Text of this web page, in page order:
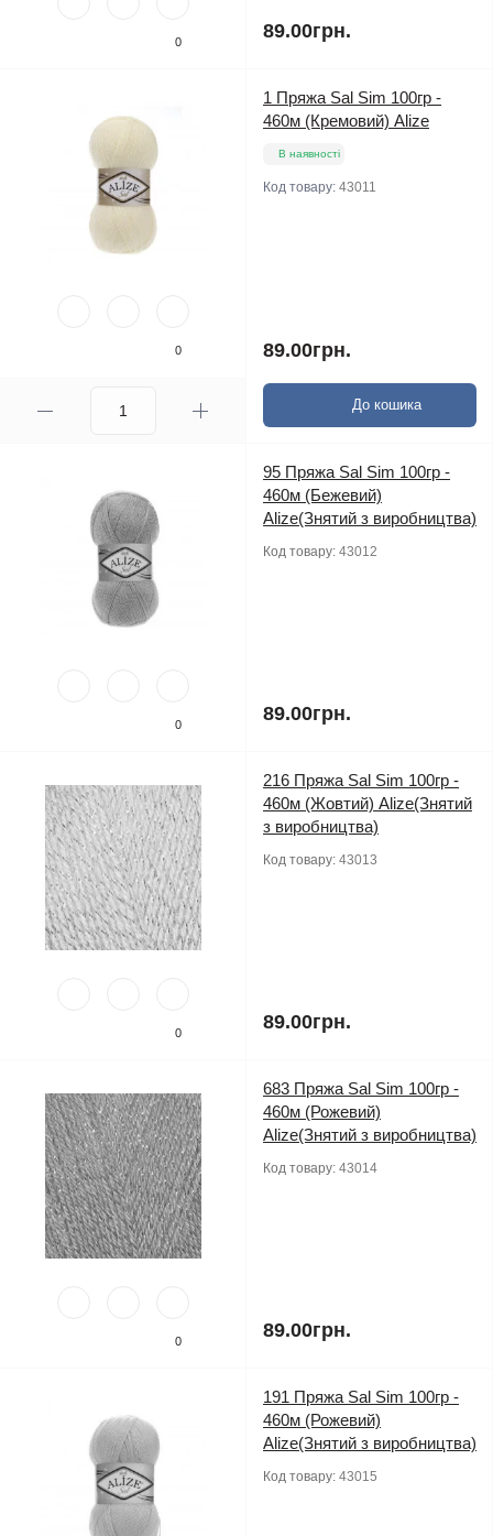
0 89.00грн.
0
1 Пряжа Sal Sim 100гр -
460м (Кремовий) Alize
В наявності
Код товару: 43011
89.00грн.
До кошика
0
95 Пряжа Sal Sim 100гр -
460м (Бежевий)
Alize(Знятий з виробництва)
Код товару: 43012
89.00грн.
0
216 Пряжа Sal Sim 100гр -
460м (Жовтий) Alize(Знятий
з виробництва)
Код товару: 43013
89.00грн.
0
683 Пряжа Sal Sim 100гр -
460м (Рожевий)
Alize(Знятий з виробництва)
Код товару: 43014
89.00грн.
191 Пряжа Sal Sim 100гр -
460м (Рожевий)
Alize(Знятий з виробництва)
Код товару: 43015